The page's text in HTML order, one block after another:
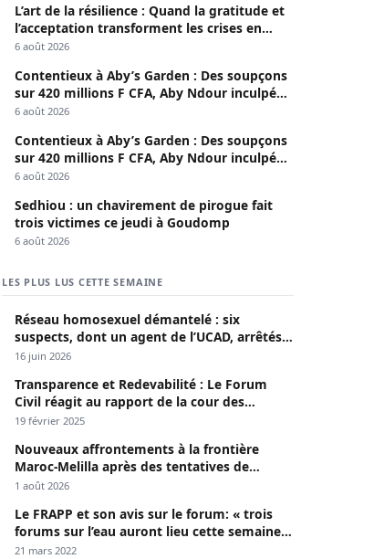
L’art de la résilience : Quand la gratitude et
l’acceptation transforment les crises en
opportunités
6 août 2026
Contentieux à Aby’s Garden : Des soupçons
sur 420 millions F CFA, Aby Ndour inculpée
pour abus de biens sociaux
6 août 2026
Contentieux à Aby’s Garden : Des soupçons
sur 420 millions F CFA, Aby Ndour inculpée
pour abus de biens sociaux
6 août 2026
Sedhiou : un chavirement de pirogue fait
trois victimes ce jeudi à Goudomp
6 août 2026
LES PLUS LUS CETTE SEMAINE
Réseau homosexuel démantelé : six
suspects, dont un agent de l’UCAD, arrêtés à
Keur Massar ; l’un avoue avoir propagé le
16 juin 2026
Transparence et Redevabilité : Le Forum
Civil réagit au rapport de la cour des
comptes
19 février 2025
Nouveaux affrontements à la frontière
Maroc-Melilla après des tentatives de
passage
1 août 2026
Le FRAPP et son avis sur le forum: « trois
forums sur l’eau auront lieu cette semaine à
Dakar »
21 mars 2022